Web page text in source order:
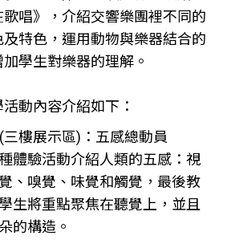
歌唱》，介紹交響樂團裡不同的
及特色，運用動物與樂器結合的
學生對樂器的理解。
動內容介紹如下：
三樓展示區)：五感總動員
體驗活動介紹人類的五感：視
、嗅覺、味覺和觸覺，最後教
生將重點聚焦在聽覺上，並且
的構造。